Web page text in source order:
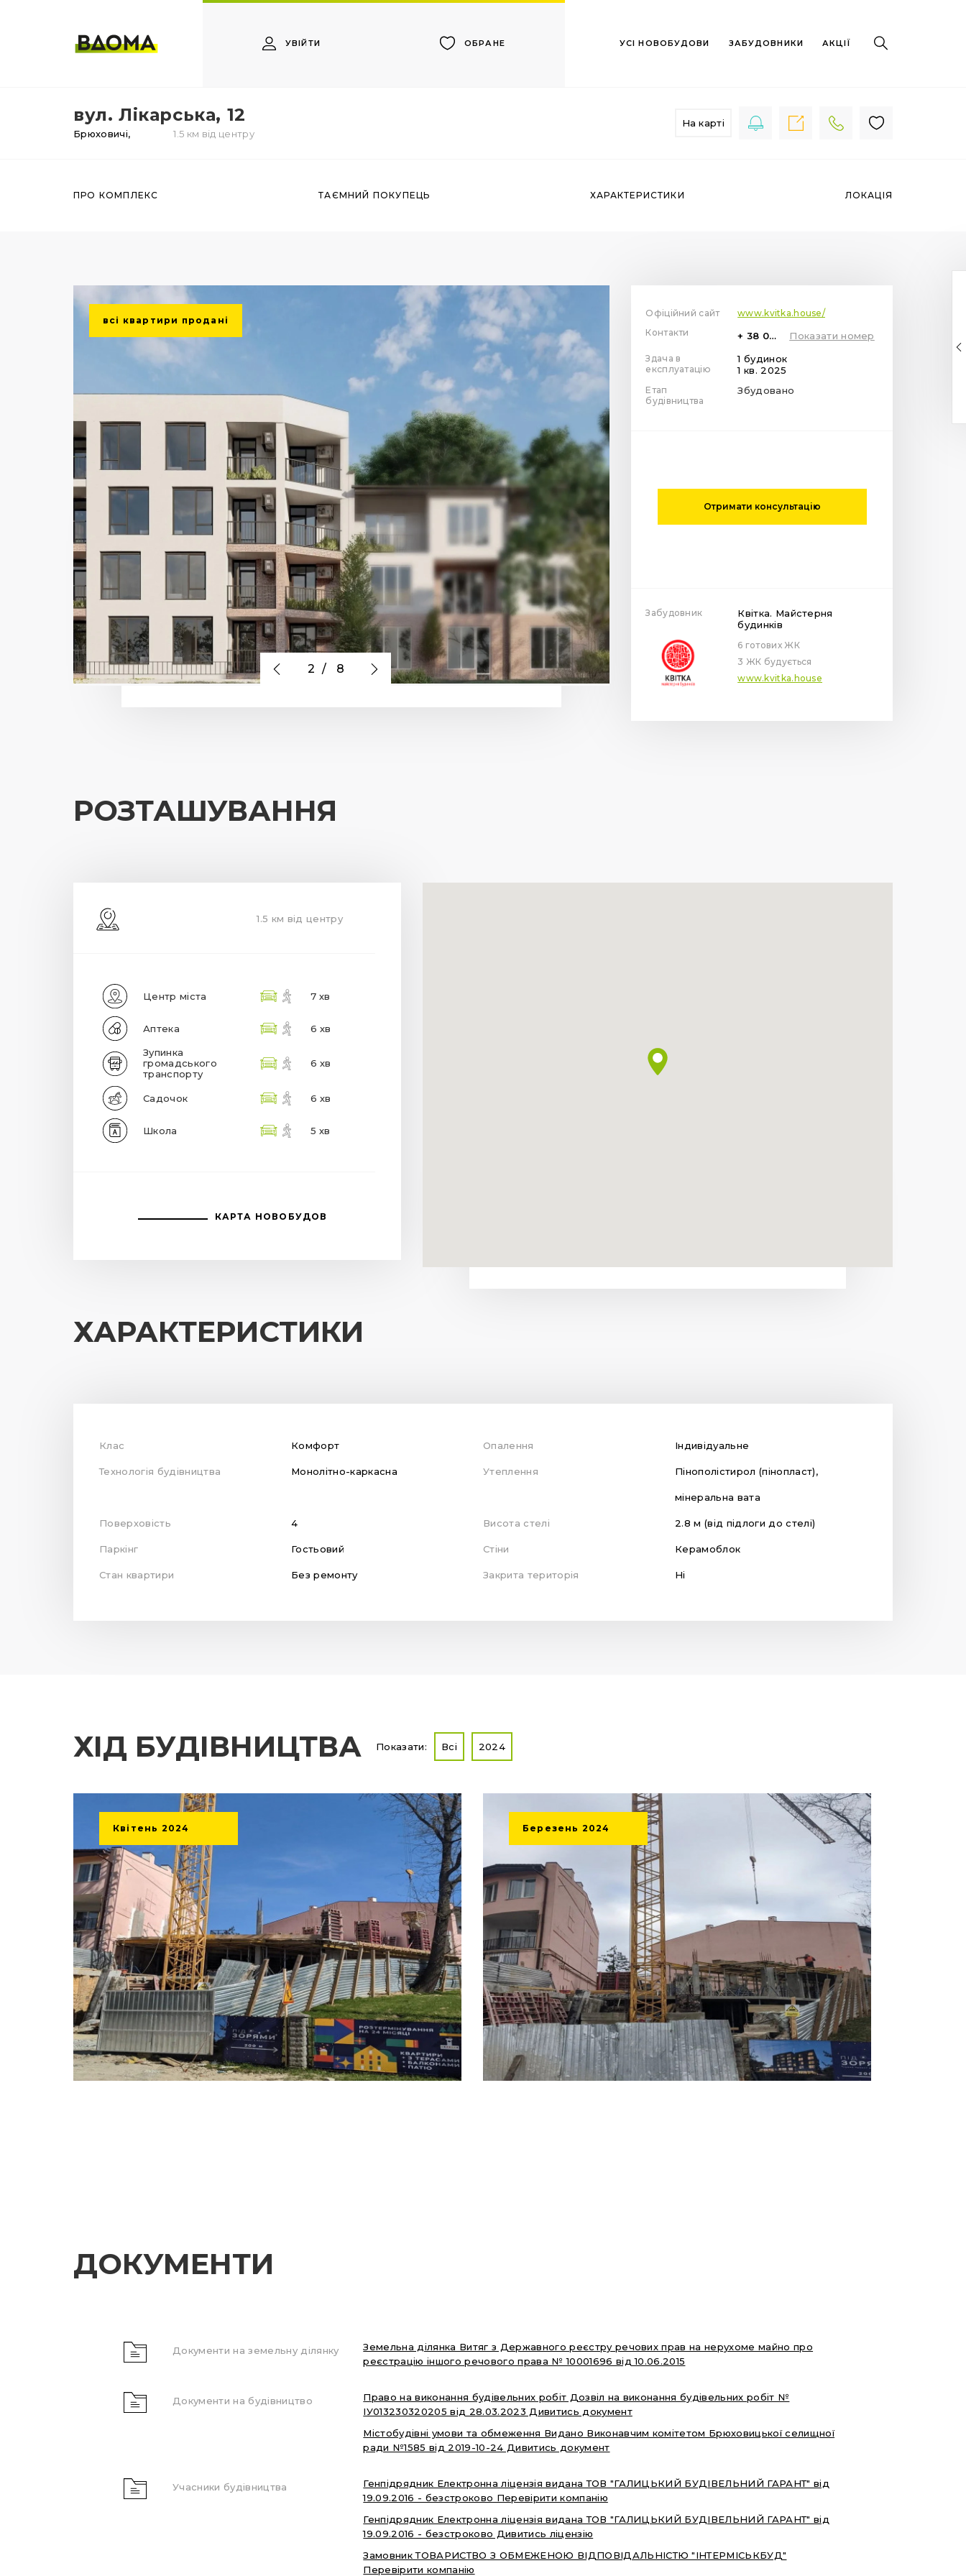
УВІЙТИ ОБРАНЕ УСІ НОВОБУДОВИ ЗАБУДОВНИКИ АКЦІЇ
вул. Лікарська, 12
Брюховичі, 1.5 км від центру
На карті
ПРО КОМПЛЕКС ТАЄМНИЙ ПОКУПЕЦЬ ХАРАКТЕРИСТИКИ ЛОКАЦІЯ
2 / 8
всі квартири продані
Офіційний сайт
www.kvitka.house/
Контакти
+ 38 099 78 78 287 Показати номер
Здача в
експлуатацію
1 будинок
1 кв. 2025
Етап
будівництва
Збудовано
Отримати консультацію
Забудовник
Квітка. Майстерня
будинків
6 готових ЖК
3 ЖК будується
www.kvitka.house
РОЗТАШУВАННЯ
1.5 км від центру
Центр міста 7 хв
Аптека 6 хв
Зупинка
громадського
транспорту
6 хв
Садочок 6 хв
Школа 5 хв
КАРТА НОВОБУДОВ
ХАРАКТЕРИСТИКИ
Клас Комфорт Опалення Індивідуальне
Технологія будівництва Монолітно-каркасна Утеплення Пінополістирол (пінопласт),
мінеральна вата
Поверховість 4 Висота стелі 2.8 м (від підлоги до стелі)
Паркінг Гостьовий Стіни Керамоблок
Стан квартири Без ремонту Закрита територія Ні
ХІД БУДІВНИЦТВА Показати: Всі 2024
Квітень 2024 Березень 2024
ДОКУМЕНТИ
Документи на земельну ділянку
Земельна ділянка Витяг з Державного реєстру речових прав на нерухоме майно про
реєстрацію іншого речового права № 10001696 від 10.06.2015
Документи на будівництво
Право на виконання будівельних робіт Дозвіл на виконання будівельних робіт №
ІУ013230320205 від 28.03.2023 Дивитись документ
Містобудівні умови та обмеження Видано Виконавчим комітетом Брюховицької селищної
ради №1585 від 2019-10-24 Дивитись документ
Учасники будівництва
Генпідрядник Електронна ліцензія видана ТОВ "ГАЛИЦЬКИЙ БУДІВЕЛЬНИЙ ГАРАНТ" від
19.09.2016 - безстроково Перевірити компанію
Генпідрядник Електронна ліцензія видана ТОВ "ГАЛИЦЬКИЙ БУДІВЕЛЬНИЙ ГАРАНТ" від
19.09.2016 - безстроково Дивитись ліцензію
Замовник ТОВАРИСТВО З ОБМЕЖЕНОЮ ВІДПОВІДАЛЬНІСТЮ "ІНТЕРМІСЬКБУД"
Перевірити компанію